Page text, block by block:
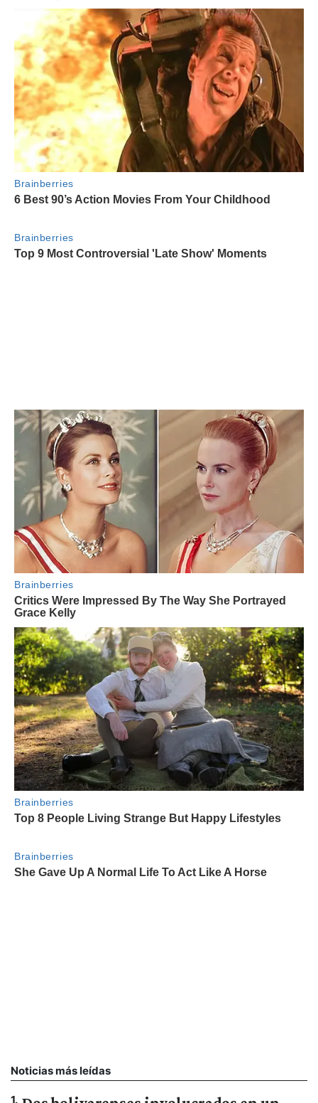
Noticias más leídas
1.